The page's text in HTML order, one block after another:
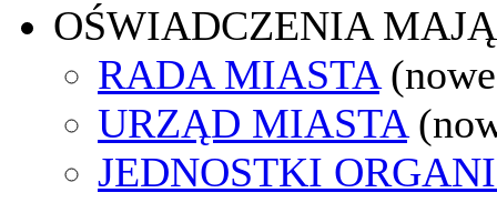
OŚWIADCZENIA
RADA MIASTA
URZĄD MIASTA
JEDNOSTKI